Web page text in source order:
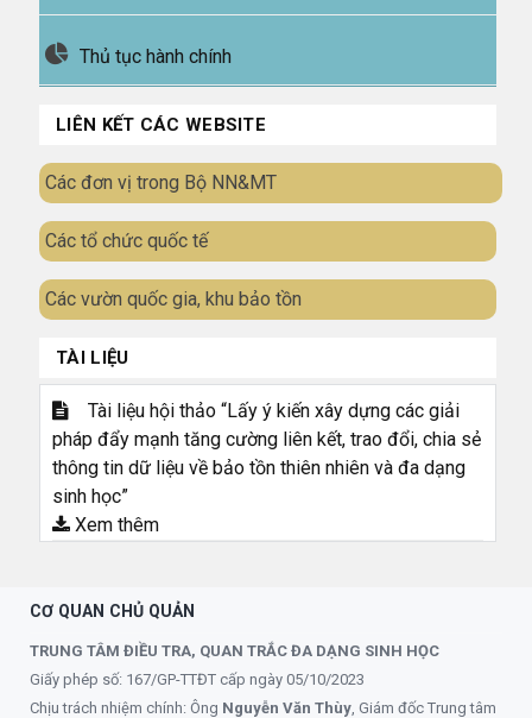
Thủ tục hành chính
LIÊN KẾT CÁC WEBSITE
Các đơn vị trong Bộ NN&MT
Các tổ chức quốc tế
Các vườn quốc gia, khu bảo tồn
TÀI LIỆU
Tài liệu hội thảo “Lấy ý kiến xây dựng các giải
pháp đẩy mạnh tăng cường liên kết, trao đổi, chia sẻ
thông tin dữ liệu về bảo tồn thiên nhiên và đa dạng
sinh học”
Xem thêm
CƠ QUAN CHỦ QUẢN
TRUNG TÂM ĐIỀU TRA, QUAN TRẮC ĐA DẠNG SINH HỌC
Giấy phép số: 167/GP-TTĐT cấp ngày 05/10/2023
Chịu trách nhiệm chính: Ông Nguyễn Văn Thùy, Giám đốc Trung tâm